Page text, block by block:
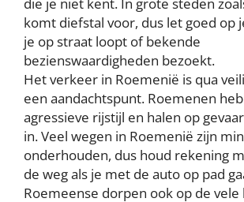
komt diefstal voor, dus let goed op
je op straat loopt of bekende
bezienswaardigheden bezoekt.
Het verkeer in Roemenië is qua
een aandachtspunt. Roemenen
agressieve rijstijl en halen op
in. Veel wegen in Roemenië zijn
onderhouden, dus houd rekening
de weg als je met de auto op pad
Roemeense dorpen ook op de vele